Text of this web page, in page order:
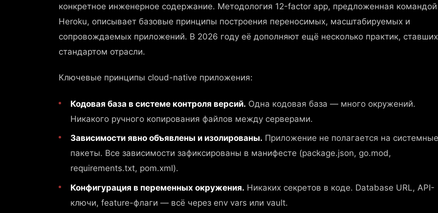
конкретное инженерное содержание. Методология 12-factor app, предложенная командой
Heroku, описывает базовые принципы построения переносимых, масштабируемых и
сопровождаемых приложений. В 2026 году её дополняют ещё несколько практик, ставших
стандартом отрасли.
Ключевые принципы cloud-native приложения:
Кодовая база в системе контроля версий. Одна кодовая база — много окружений.
Никакого ручного копирования файлов между серверами.
Зависимости явно объявлены и изолированы. Приложение не полагается на системные
пакеты. Все зависимости зафиксированы в манифесте (package.json, go.mod,
requirements.txt, pom.xml).
Конфигурация в переменных окружения. Никаких секретов в коде. Database URL, API-
ключи, feature-флаги — всё через env vars или vault.